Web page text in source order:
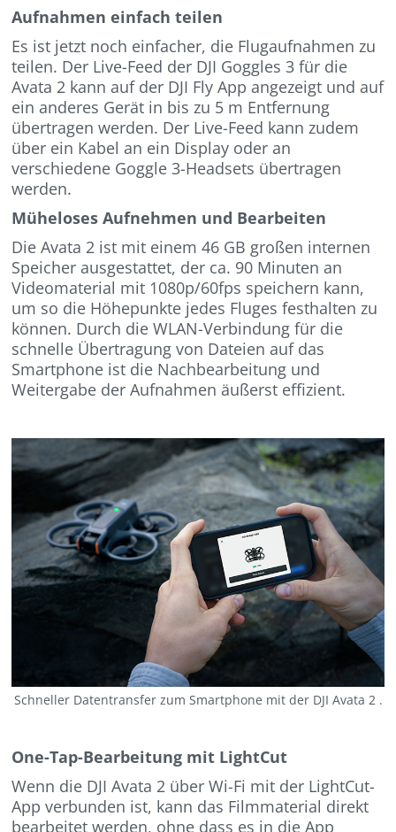
Aufnahmen einfach teilen
Es ist jetzt noch einfacher, die Flugaufnahmen zu
teilen. Der Live-Feed der DJI Goggles 3 für die
Avata 2 kann auf der DJI Fly App angezeigt und auf
ein anderes Gerät in bis zu 5 m Entfernung
übertragen werden. Der Live-Feed kann zudem
über ein Kabel an ein Display oder an
verschiedene Goggle 3-Headsets übertragen
werden.
Müheloses Aufnehmen und Bearbeiten
Die Avata 2 ist mit einem 46 GB großen internen
Speicher ausgestattet, der ca. 90 Minuten an
Videomaterial mit 1080p/60fps speichern kann,
um so die Höhepunkte jedes Fluges festhalten zu
können. Durch die WLAN-Verbindung für die
schnelle Übertragung von Dateien auf das
Smartphone ist die Nachbearbeitung und
Weitergabe der Aufnahmen äußerst effizient.
Schneller Datentransfer zum Smartphone mit der DJI Avata 2 .
One-Tap-Bearbeitung mit LightCut
Wenn die DJI Avata 2 über Wi-Fi mit der LightCut-
App verbunden ist, kann das Filmmaterial direkt
bearbeitet werden, ohne dass es in die App